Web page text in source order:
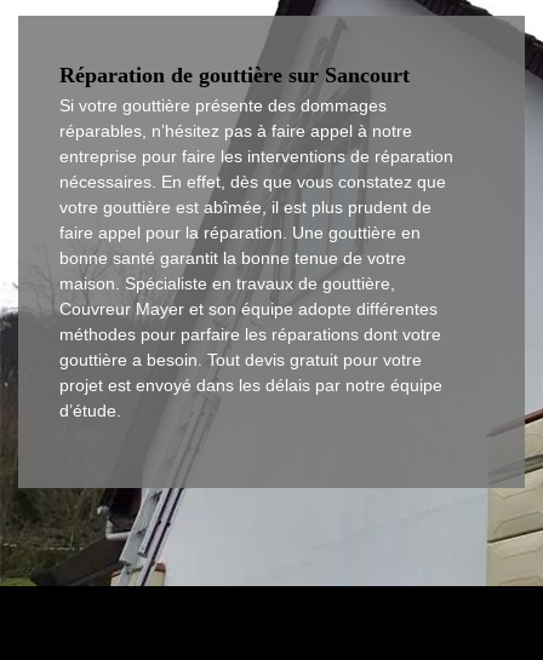
Réparation de gouttière sur Sancourt
Si votre gouttière présente des dommages
réparables, n’hésitez pas à faire appel à notre
entreprise pour faire les interventions de réparation
nécessaires. En effet, dès que vous constatez que
votre gouttière est abîmée, il est plus prudent de
faire appel pour la réparation. Une gouttière en
bonne santé garantit la bonne tenue de votre
maison. Spécialiste en travaux de gouttière,
Couvreur Mayer et son équipe adopte différentes
méthodes pour parfaire les réparations dont votre
gouttière a besoin. Tout devis gratuit pour votre
projet est envoyé dans les délais par notre équipe
d’étude.